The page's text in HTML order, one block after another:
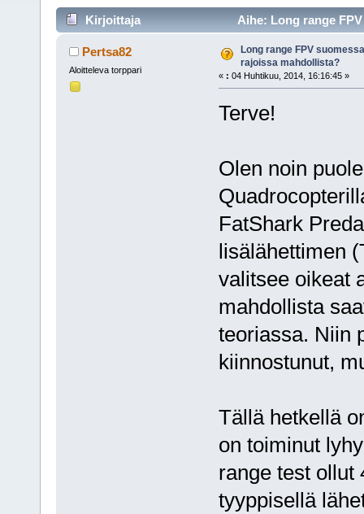
Kirjoittaja
Aihe: Long range
19477 kertaa)
Pertsa82
Aloitteleva torppari
Long range FPV
rajoissa mahdollista?
« : 04 Huhtikuu, 2014, 16:16:45 »
Terve!
Olen noin
FatShark
lisälähettimen
valitsee oikeat
mahdollista
teoriassa. Niin
kiinnostunut,
Tällä hetkellä
on toiminut
range test ollut
tyyppisellä